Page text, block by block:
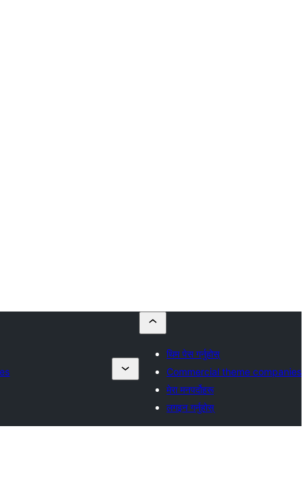
थिम पेस गर्नुहोस्
Commercial theme companies
मेरा मनपर्दोहरू
लगइन गर्नुहोस्